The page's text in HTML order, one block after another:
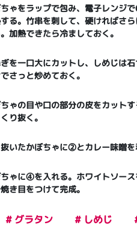
ゃをラップで包み、電子レンジ
る。竹串を刺して、硬ければさ
加熱できたら冷ましておく。
を一口大にカットし、しめじは
さっと炒めておく。
ゃの目や口の部分の皮をカット
り抜く。
いたかぼちゃに②とカレー味噌
ゃに④を入れる。ホワイトソー
き目をつけて完成。
# グラタン # しめじ